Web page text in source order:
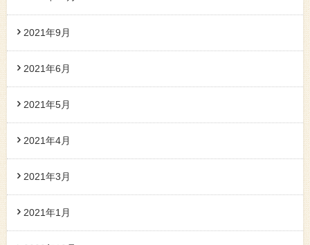
2021年9月
2021年6月
2021年5月
2021年4月
2021年3月
2021年1月